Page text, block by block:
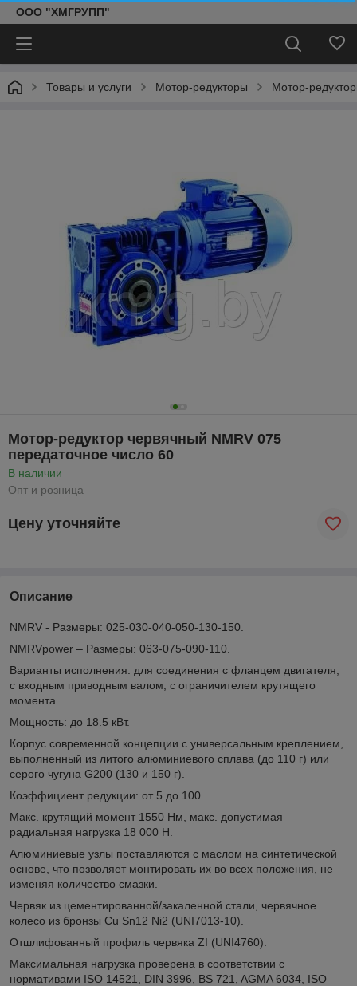
ООО "ХМГРУПП"
Товары и услуги Мотор-редукторы Мотор-
Мотор-редуктор червячный NMRV 075
передаточное число 60
В наличии
Опт и розница
Цену уточняйте
Описание
NMRV - Размеры: 025-030-040-050-130-150.
NMRVpower – Размеры: 063-075-090-110.
Варианты исполнения: для соединения с фланцем двигателя,
с входным приводным валом, с ограничителем крутящего
момента.
Мощность: до 18.5 кВт.
Корпус современной концепции с универсальным креплением,
выполненный из литого алюминиевого сплава (до 110 г) или
серого чугуна G200 (130 и 150 г).
Коэффициент редукции: от 5 до 100.
Макс. крутящий момент 1550 Нм, макс. допустимая
радиальная нагрузка 18 000 Н.
Алюминиевые узлы поставляются с маслом на синтетической
основе, что позволяет монтировать их во всех положения, не
изменяя количество смазки.
Червяк из цементированной/закаленной стали, червячное
колесо из бронзы Cu Sn12 Ni2 (UNI7013-10).
Отшлифованный профиль червяка ZI (UNI4760).
Максимальная нагрузка проверена в соответствии с
нормативами ISO 14521, DIN 3996, BS 721, AGMA 6034, ISO